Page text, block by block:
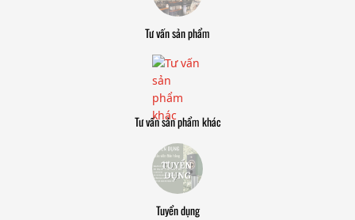
Tư vấn sản phẩm
Tư vấn sản phẩm khác
Tuyển dụng